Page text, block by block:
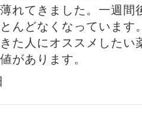
れてきました。一週間
んどなくなっています
た人にオススメしたい
があります。